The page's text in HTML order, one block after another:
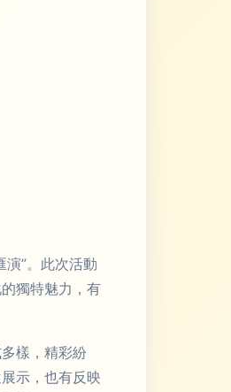
”。此次活動
獨特魅力，有
樣，精彩紛
示，也有反映